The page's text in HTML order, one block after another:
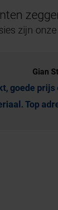
zijn
Gian
goede prijs
Top